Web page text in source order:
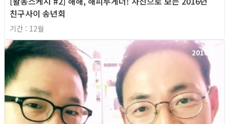
친구사이 송년회
기간 : 12월
2016년